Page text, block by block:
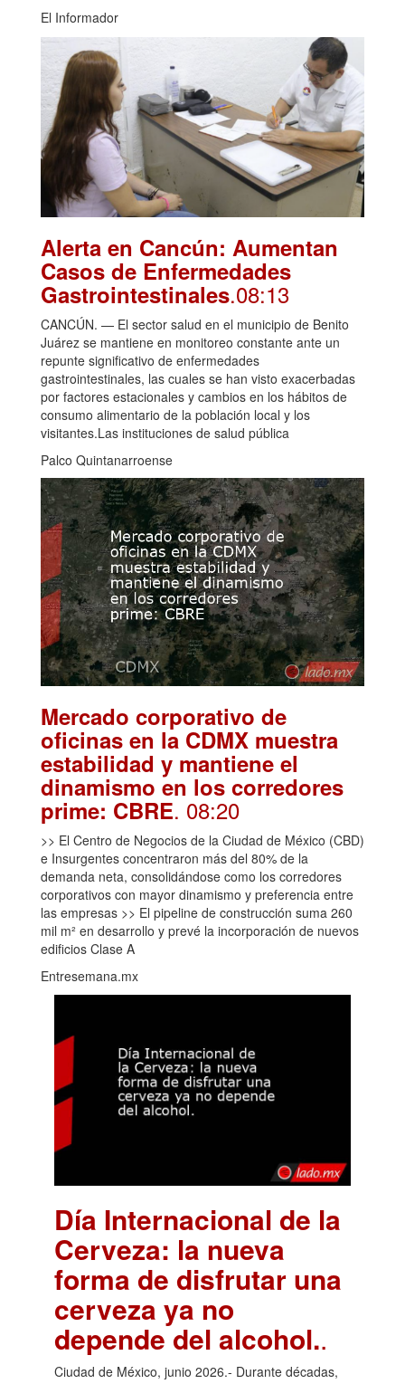
El Informador
Alerta en Cancún: Aumentan
Casos de Enfermedades
Gastrointestinales.08:13
CANCÚN. — El sector salud en el municipio de Benito
Juárez se mantiene en monitoreo constante ante un
repunte significativo de enfermedades
gastrointestinales, las cuales se han visto exacerbadas
por factores estacionales y cambios en los hábitos de
consumo alimentario de la población local y los
visitantes.Las instituciones de salud pública
Palco Quintanarroense
Mercado corporativo de
oficinas en la CDMX muestra
estabilidad y mantiene el
dinamismo en los corredores
prime: CBRE. 08:20
>> El Centro de Negocios de la Ciudad de México (CBD)
e Insurgentes concentraron más del 80% de la
demanda neta, consolidándose como los corredores
corporativos con mayor dinamismo y preferencia entre
las empresas >> El pipeline de construcción suma 260
mil m² en desarrollo y prevé la incorporación de nuevos
edificios Clase A
Entresemana.mx
Día Internacional de la
Cerveza: la nueva
forma de disfrutar una
cerveza ya no
depende del alcohol..
Ciudad de México, junio 2026.- Durante décadas,